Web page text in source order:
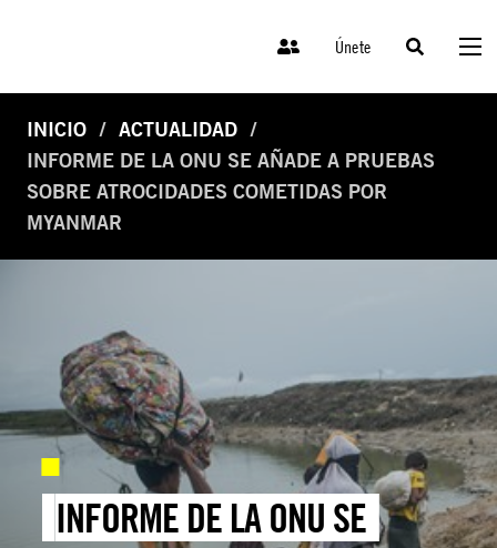
Únete
INICIO
ACTUALIDAD
INFORME DE LA ONU SE AÑADE A PRUEBAS
SOBRE ATROCIDADES COMETIDAS POR
MYANMAR
INFORME DE LA ONU SE